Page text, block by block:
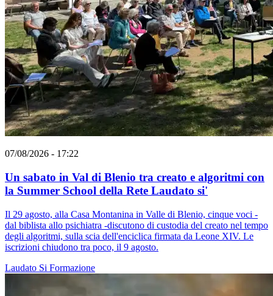
07/08/2026 - 17:22
Un sabato in Val di Blenio tra creato e algoritmi con
la Summer School della Rete Laudato si'
Il 29 agosto, alla Casa Montanina in Valle di Blenio, cinque voci -
dal biblista allo psichiatra -discutono di custodia del creato nel tempo
degli algoritmi, sulla scia dell'enciclica firmata da Leone XIV. Le
iscrizioni chiudono tra poco, il 9 agosto.
Laudato Si Formazione